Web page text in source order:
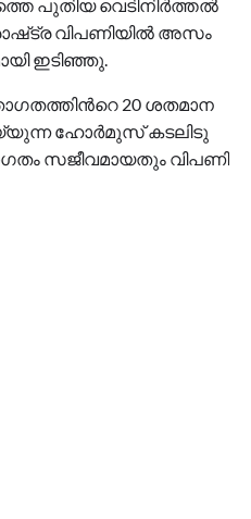
പു​തി​യ വെ​ടി​നി​ർ​ത്ത​ൽ
വി​പ​ണി​യി​ൽ അ​സം​
ഇ​ടി​ഞ്ഞു.
20 ശ​ത​മാ​ന​
ഹോ​ർ​മു​സ് ക​ട​ലി​ടു​
സ​ജീ​വ​മാ​യ​തും വി​പ​ണി​